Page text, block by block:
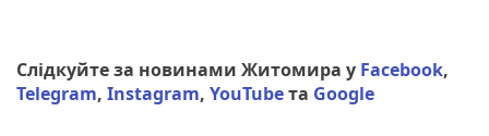
Слідкуйте за новинами Житомира у Facebook,
Telegram, Instagram, YouTubeта Google